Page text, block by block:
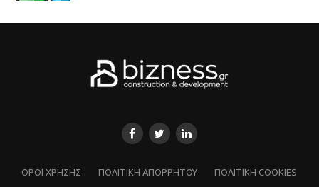
ΌΡΟΙ ΧΡΗΣΗΣ ΠΟΛΙΤΙΚΗ ΑΠΟΡΡΗΤΟΥ ΠΟΛΙΤΙΚΗ COOKIES